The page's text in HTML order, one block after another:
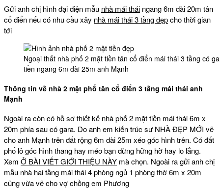
Gửi anh chị hình đại diện mẫu nhà mái thái ngang 6m dài 20m tân
cổ điển nếu có nhu cầu xây nhà mái thái 3 tầng đẹpcho thời gian
tới
Ngoại thất nhà phố 2 mặt tiền tân cổ điển mái thái 3 tầng có
tiền ngang 6m dài 25m anh Mạnh
Thông tin về nhà 2 mặt phố tân cổ điển 3 tầng mái thái anh
Mạnh
Ngoài ra còn có hồ sơ thiết kế nhà phố2 mặt tiền mái thái 6m x
20m phía sau có gara. Do anh em kiến trúc sư NHÀ ĐẸP MỚI vẽ
cho anh Mạnh trên đất rộng 6m dài 25m xéo góc hình trên. Có đất
phố lô góc hình thang hay méo bạn đừng hững hờ hay lo lắng.
Xem Ở BÀI VIẾT GIỚI THIỆU NÀY mà chọn. Ngoài ra gửi anh chị
mẫu nhà hai tầng mái thái4 phòng ngủ 1 phòng thờ 6m x 20m
cũng vừa vẽ cho vợ chồng em Phương